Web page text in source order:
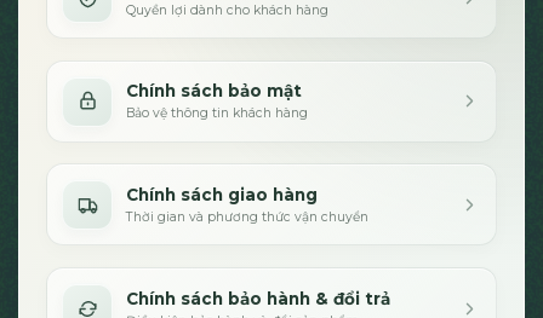
Quyền lợi dành cho khách hàng
Chính sách bảo mật
Bảo vệ thông tin khách hàng
Chính sách giao hàng
Thời gian và phương thức vận chuyển
Chính sách bảo hành & đổi trả